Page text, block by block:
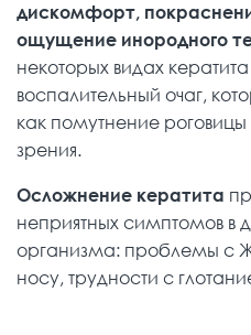
дискомфорт,
ощущение инородного
некоторых видах
воспалительный очаг,
как помутнение
зрения.
Осложнение кератита
неприятных симптомов в
организма: проблемы с
носу, трудности с